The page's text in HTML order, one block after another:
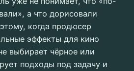
а что дорисовали
когда продюсер
эффекты для кино
выбирает чёрное или
подходы под задачу и